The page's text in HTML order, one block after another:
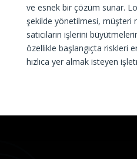
ve esnek bir çözüm sunar.
şekilde yönetilmesi, müşteri
satıcıların işlerini
özellikle başlangıçta riskleri
hızlıca yer almak isteyen